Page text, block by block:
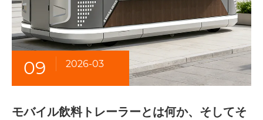
09 2026-03
モバイル飲料トレーラーとは何か、そしてそ